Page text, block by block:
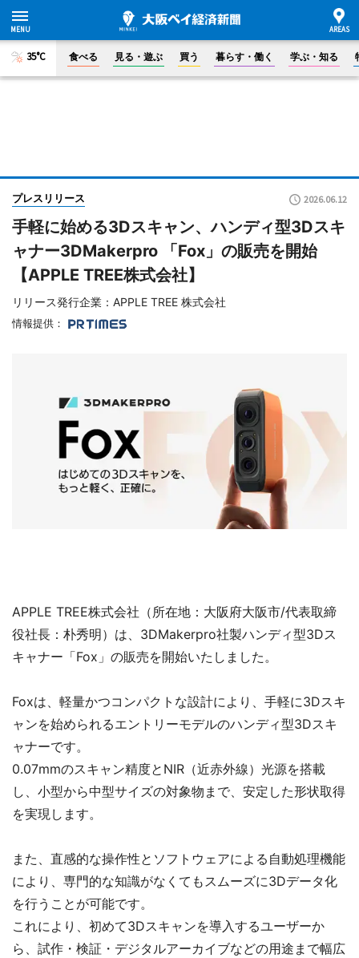
35°C 食べる 見る・遊ぶ 買う 暮らす・働く 学ぶ・知る
プレスリリース 2026.06.12
手軽に始める3Dスキャン、ハンディ型3Dスキ
ャナー3DMakerpro 「Fox」の販売を開始
【APPLE TREE株式会社】
リリース発行企業：APPLE TREE 株式会社
情報提供：
APPLE TREE株式会社（所在地：大阪府大阪市/代表取締
役社長：朴秀明）は、3DMakerpro社製ハンディ型3Dス
キャナー「Fox」の販売を開始いたしました。
Foxは、軽量かつコンパクトな設計により、手軽に3Dスキ
ャンを始められるエントリーモデルのハンディ型3Dスキ
ャナーです。
0.07mmのスキャン精度とNIR（近赤外線）光源を搭載
し、小型から中型サイズの対象物まで、安定した形状取得
を実現します。
また、直感的な操作性とソフトウェアによる自動処理機能
により、専門的な知識がなくてもスムーズに3Dデータ化
を行うことが可能です。
これにより、初めて3Dスキャンを導入するユーザーか
ら、試作・検証・デジタルアーカイブなどの用途まで幅広